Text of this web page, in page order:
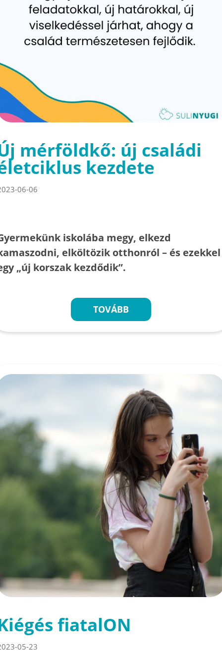
mérföldkő: új családi
kezdete
06-06
iskolába megy, elkezd
elköltözik otthonról – és ezekkel
„új korszak kezdődik”.
TOVÁBB
fiatalON
05-23